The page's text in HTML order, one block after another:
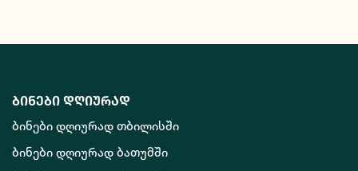
ბინები დღიურად
ბინები დღიურად თბილისში
ბინები დღიურად ბათუმში